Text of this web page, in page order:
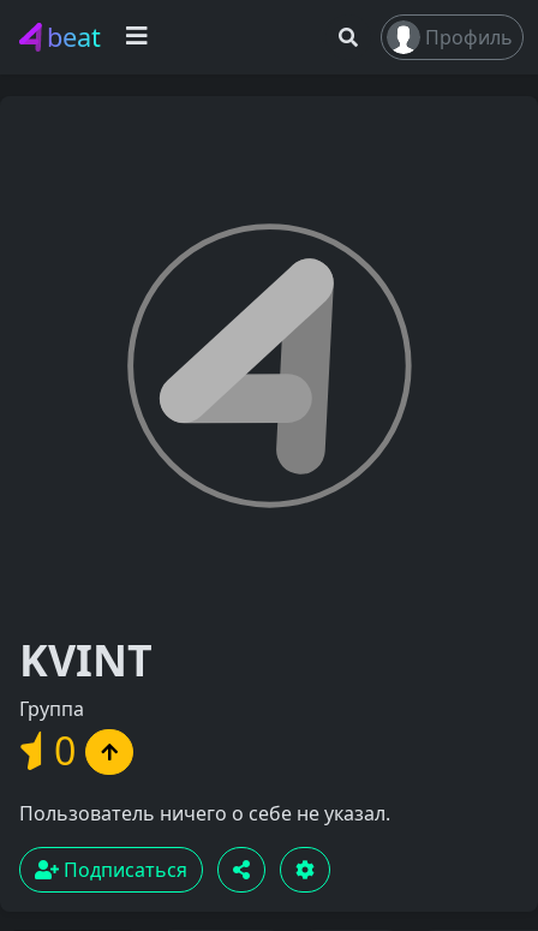
beat Профиль
KVINT
Группа
0
Пользователь ничего о себе не указал.
Подписаться